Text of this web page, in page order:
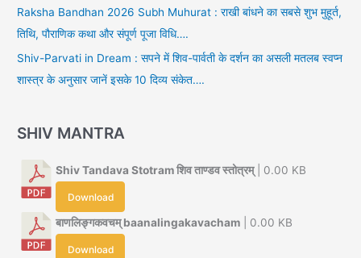
Raksha Bandhan 2026 Subh Muhurat : राखी बांधने का सबसे शुभ मुहूर्त,
तिथि, पौराणिक कथा और संपूर्ण पूजा विधि….
Shiv-Parvati in Dream : सपने में शिव-पार्वती के दर्शन का असली मतलब स्वप्न
शास्त्र के अनुसार जानें इसके 10 दिव्य संकेत….
SHIV MANTRA
Shiv Tandava Stotram शिव ताण्डव स्तोत्रम्| 0.00 KB
Download
बाणलिङ्गकवचम् baanalingakavacham | 0.00 KB
Download